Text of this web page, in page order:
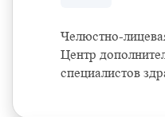
Челюстно-
Центр
специалистов